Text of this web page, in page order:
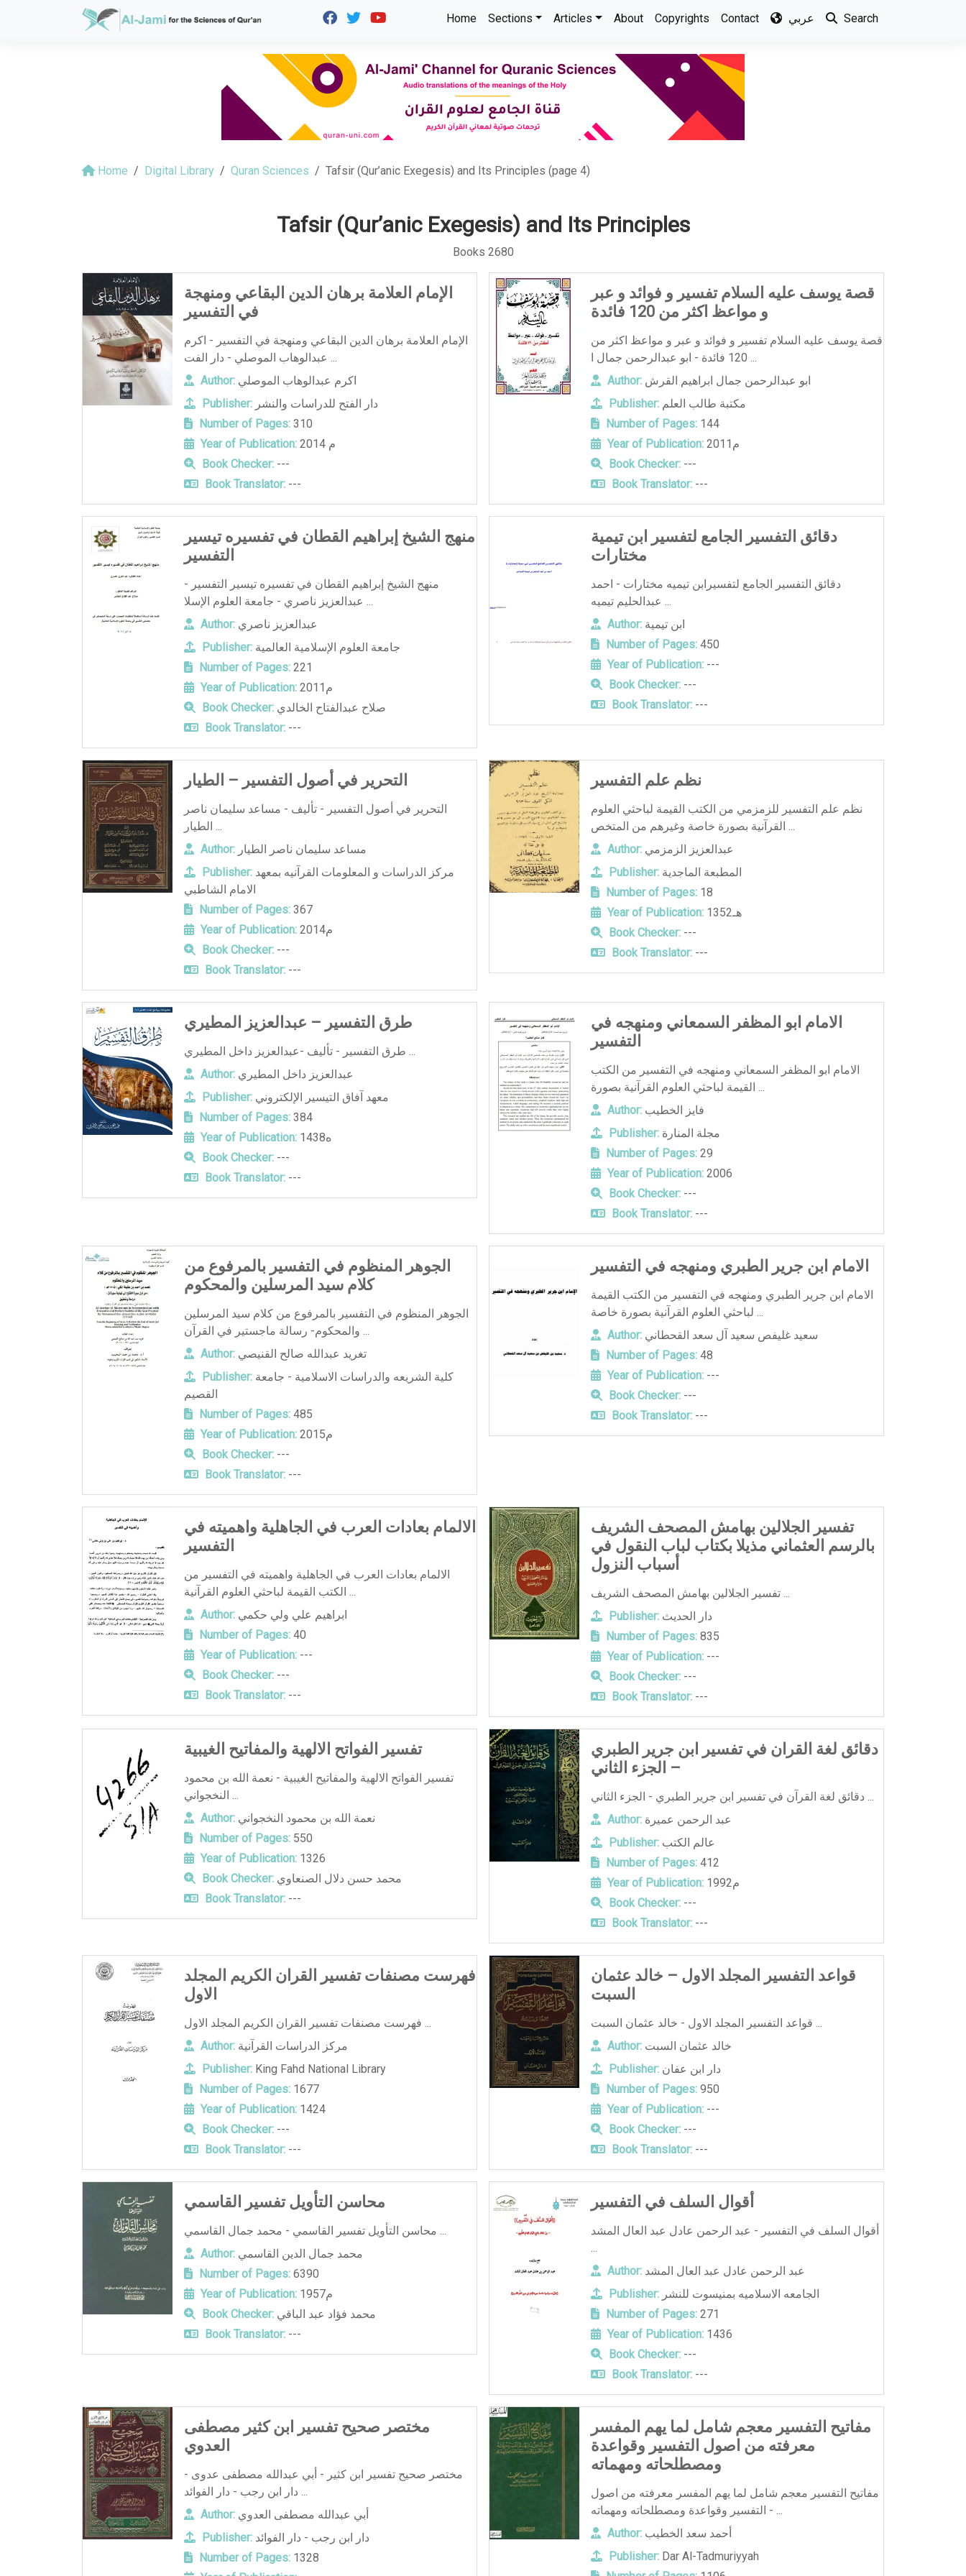
Home Sections Articles About Copyrights Contact عربي Search
Home Digital Library Quran Sciences Tafsir (Qur’anic Exegesis) and Its Principles (page 4)
Tafsir (Qur’anic Exegesis) and Its Principles
Books 2680
الإمام العلامة برهان الدين البقاعي ومنهجة
في التفسير
الإمام العلامة برهان الدين البقاعي ومنهجة في التفسير - اكرم
عبدالوهاب الموصلي - دار الفت ...
Author: اكرم عبدالوهاب الموصلي
Publisher: دار الفتح للدراسات والنشر
Number of Pages: 310
Year of Publication:
2014 م
Book Checker: ---
Book Translator: ---
قصة يوسف عليه السلام تفسير و فوائد و عبر
و مواعظ اكثر من 120 فائدة
قصة يوسف عليه السلام تفسير و فوائد و عبر و مواعظ اكثر من
120 فائدة - ابو عبدالرحمن جمال ا ...
Author: ابو عبدالرحمن جمال ابراهيم القرش
Publisher: مكتبة طالب العلم
Number of Pages: 144
Year of Publication:
2011م
Book Checker: ---
Book Translator: ---
منهج الشيخ إبراهيم القطان في تفسيره تيسير
التفسير
منهج الشيخ إبراهيم القطان في تفسيره تيسير التفسير -
عبدالعزيز ناصري - جامعة العلوم الإسلا ...
Author: عبدالعزيز ناصري
Publisher: جامعة العلوم الإسلامية العالمية
Number of Pages: 221
Year of Publication:
2011م
Book Checker: صلاح عبدالفتاح الخالدي
Book Translator: ---
دقائق التفسير الجامع لتفسير ابن تيمية
مختارات
دقائق التفسير الجامع لتفسيرابن تيميه مختارات - احمد
عبدالحليم تيميه ...
Author: ابن تيمية
Number of Pages: 450
Year of Publication: ---
Book Checker: ---
Book Translator: ---
التحرير في أصول التفسير – الطيار
التحرير في أصول التفسير - تأليف - مساعد سليمان ناصر
الطيار ...
Author: مساعد سليمان ناصر الطيار
Publisher: مركز الدراسات و المعلومات القرآنيه بمعهد
الامام الشاطبي
Number of Pages: 367
Year of Publication:
2014م
Book Checker: ---
Book Translator: ---
نظم علم التفسير
نظم علم التفسير للزمزمي من الكتب القيمة لباحثي العلوم
القرآنية بصورة خاصة وغيرهم من المتخص ...
Author: عبدالعزيز الزمزمي
Publisher: المطبعة الماجدية
Number of Pages: 18
Year of Publication:
1352هـ
Book Checker: ---
Book Translator: ---
طرق التفسير – عبدالعزيز المطيري
طرق التفسير - تأليف -عبدالعزيز داخل المطيري ...
Author: عبدالعزيز داخل المطيري
Publisher: معهد آفاق التيسير الإلكتروني
Number of Pages: 384
Year of Publication:
1438ه
Book Checker: ---
Book Translator: ---
الامام ابو المظفر السمعاني ومنهجه في
التفسير
الامام ابو المظفر السمعاني ومنهجه في التفسير من الكتب
القيمة لباحثي العلوم القرآنية بصورة ...
Author: فايز الخطيب
Publisher: مجلة المنارة
Number of Pages: 29
Year of Publication: 2006
Book Checker: ---
Book Translator: ---
الجوهر المنظوم في التفسير بالمرفوع من
كلام سيد المرسلين والمحكوم
الجوهر المنظوم في التفسير بالمرفوع من كلام سيد المرسلين
والمحكوم- رسالة ماجستير في القرآن ...
Author: تغريد عبدالله صالح القنيصي
Publisher: كلية الشريعه والدراسات الاسلامية - جامعة
القصيم
Number of Pages: 485
Year of Publication:
2015م
Book Checker: ---
Book Translator: ---
الامام ابن جرير الطبري ومنهجه في التفسير
الامام ابن جرير الطبري ومنهجه في التفسير من الكتب القيمة
لباحثي العلوم القرآنية بصورة خاصة ...
Author: سعيد غليفص سعيد آل سعد القحطاني
Number of Pages: 48
Year of Publication: ---
Book Checker: ---
Book Translator: ---
الالمام بعادات العرب في الجاهلية واهميته في
التفسير
الالمام بعادات العرب في الجاهلية واهميته في التفسير من
الكتب القيمة لباحثي العلوم القرآنية ...
Author: ابراهيم علي ولي حكمي
Number of Pages: 40
Year of Publication: ---
Book Checker: ---
Book Translator: ---
تفسير الجلالين بهامش المصحف الشريف
بالرسم العثماني مذيلا بكتاب لباب النقول في
أسباب النزول
تفسير الجلالين بهامش المصحف الشريف ...
Publisher: دار الحديث
Number of Pages: 835
Year of Publication: ---
Book Checker: ---
Book Translator: ---
تفسير الفواتح الالهية والمفاتيح الغيبية
تفسير الفواتح الالهية والمفاتيح الغيبية - نعمة الله بن محمود
النخجواني ...
Author: نعمة الله بن محمود النخجواني
Number of Pages: 550
Year of Publication: 1326
Book Checker: محمد حسن دلال الصنعاوي
Book Translator: ---
دقائق لغة القران في تفسير ابن جرير الطبري
– الجزء الثاني
دقائق لغة القرآن في تفسير ابن جرير الطبري - الجزء الثاني ...
Author: عبد الرحمن عميرة
Publisher: عالم الكتب
Number of Pages: 412
Year of Publication:
1992م
Book Checker: ---
Book Translator: ---
فهرست مصنفات تفسير القران الكريم المجلد
الاول
فهرست مصنفات تفسير القران الكريم المجلد الاول ...
Author: مركز الدراسات القرآنية
Publisher: King Fahd National Library
Number of Pages: 1677
Year of Publication: 1424
Book Checker: ---
Book Translator: ---
قواعد التفسير المجلد الاول – خالد عثمان
السبت
قواعد التفسير المجلد الاول - خالد عثمان السبت ...
Author: خالد عثمان السبت
Publisher: دار ابن عفان
Number of Pages: 950
Year of Publication: ---
Book Checker: ---
Book Translator: ---
محاسن التأويل تفسير القاسمي
محاسن التأويل تفسير القاسمي - محمد جمال القاسمي ...
Author: محمد جمال الدين القاسمي
Number of Pages: 6390
Year of Publication:
1957م
Book Checker: محمد فؤاد عبد الباقي
Book Translator: ---
أقوال السلف في التفسير
أقوال السلف في التفسير - عبد الرحمن عادل عبد العال المشد
...
Author: عبد الرحمن عادل عبد العال المشد
Publisher: الجامعه الاسلاميه بمنيسوت للنشر
Number of Pages: 271
Year of Publication: 1436
Book Checker: ---
Book Translator: ---
مختصر صحيح تفسير ابن كثير مصطفى
العدوي
مختصر صحيح تفسير ابن كثير - أبي عبدالله مصطفى عدوى -
دار ابن رجب - دار الفوائد ...
Author: أبي عبدالله مصطفى العدوي
Publisher: دار ابن رجب - دار الفوائد
Number of Pages: 1328
مفاتيح التفسير معجم شامل لما يهم المفسر
معرفته من اصول التفسير وقواعدة
ومصطلحاته ومهماته
مفاتيح التفسير معجم شامل لما يهم المفسر معرفته من اصول
التفسير وقواعدة ومصطلحاته ومهماته - ...
Author: أحمد سعد الخطيب
Publisher: Dar Al-Tadmuriyyah